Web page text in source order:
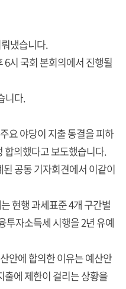
냈습니다.
6시 국회 본회의에서 진행될
니다.
요 야당이 지출 동결을 피하
합의했다고 보도했습니다.
공동 기자회견에서 이같이
현행 과세표준 4개 구간별
투자소득세 시행을 2년 유예
안에 합의한 이유는 예산안
출에 제한이 걸리는 상황을